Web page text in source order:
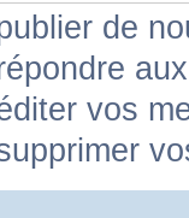
de
vos